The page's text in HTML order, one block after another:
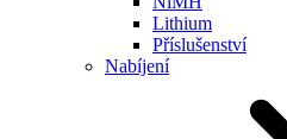
Lithium
Příslušenství
Nabíjení